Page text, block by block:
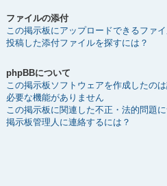
ファイルの添付
この掲示板にアップロードできるファ
投稿した添付ファイルを探すには？
phpBBについて
この掲示板ソフトウェアを作成したの
必要な機能がありません
この掲示板に関連した不正・法的問題
掲示板管理人に連絡するには？